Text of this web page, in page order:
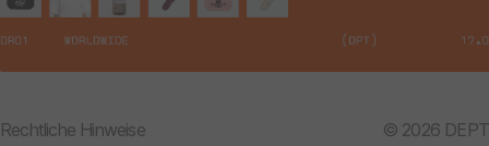
Rechtliche Hinweise © 2026 DEPT